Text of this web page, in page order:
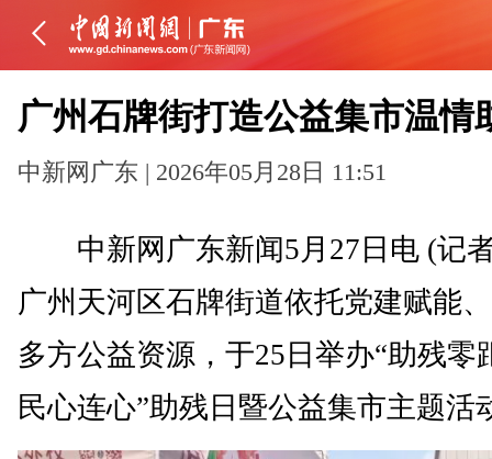
广州石牌街打造公益集市温情
中新网广东 | 2026年05月28日 11:51
中新网广东新闻5月27日电 (记
广州天河区石牌街道依托党建赋能
多方公益资源，于25日举办“助残零
民心连心”助残日暨公益集市主题活